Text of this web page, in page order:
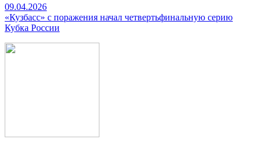
09.04.2026
«Кузбасс» с поражения начал четвертьфинальную серию
Кубка России